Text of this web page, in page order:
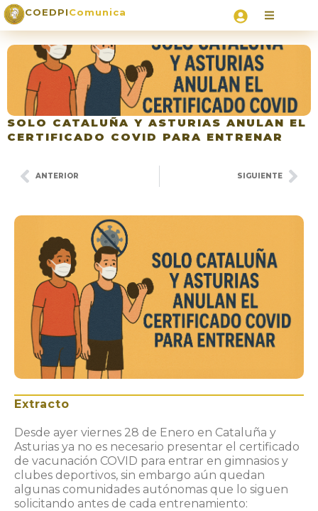
COEDPIComunica
SOLO CATALUÑA Y ASTURIAS ANULAN EL
CERTIFICADO COVID PARA ENTRENAR
ANTERIOR SIGUIENTE
Extracto
Desde ayer viernes 28 de Enero en Cataluña y
Asturias ya no es necesario presentar el certificado
de vacunación COVID para entrar en gimnasios y
clubes deportivos, sin embargo aún quedan
algunas comunidades autónomas que lo siguen
solicitando antes de cada entrenamiento: